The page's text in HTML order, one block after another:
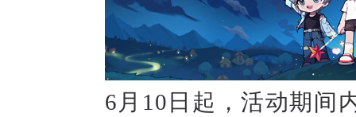
6月1 0 日起 ，活动期间